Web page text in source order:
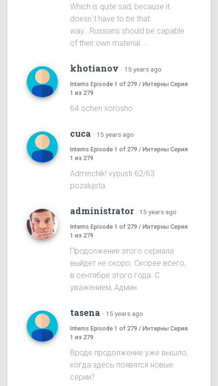
Which is quite sad, because it
doesn`t have to be that
way...Russians should be capable
of their own material....
khotianov · 15 years ago
Interns Episode 1 of 279 / Интерны Серия
1 из 279
64 ochen xorosho
cuca · 15 years ago
Interns Episode 1 of 279 / Интерны Серия
1 из 279
Adminchik! vypusti 62/63
pozalujsta.
administrator · 15 years ago
Interns Episode 1 of 279 / Интерны Серия
1 из 279
Продолжение этого сериала
выйдет не скоро. Скорее всего,
в сентябре этого года. С
уважением, Админ.
tasena · 15 years ago
Interns Episode 1 of 279 / Интерны Серия
1 из 279
Вроде продолжение уже вышло,
когда здесь появятся новые
серии?